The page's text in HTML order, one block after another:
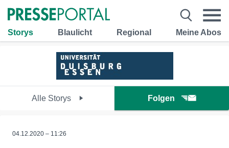
Storys Blaulicht Regional Meine Abos
Alle Storys Folgen
04.12.2020 – 11:26